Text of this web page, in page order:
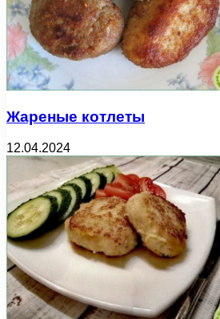
Жареные котлеты
12.04.2024